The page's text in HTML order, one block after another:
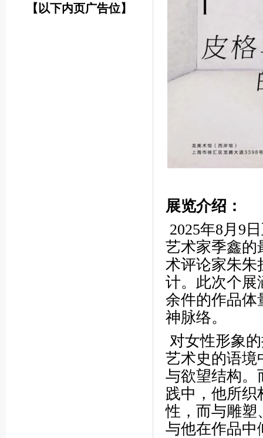
【以下内页广告位】
展览介绍：
2025年8月9
艺术家季鑫的
术评论家朱朱
计。此次个展
余件的作品体
神脉络。
对女性形象
艺术史的语境
与欲望结构。
践中，他所
性，而与雕塑
与他在作品中